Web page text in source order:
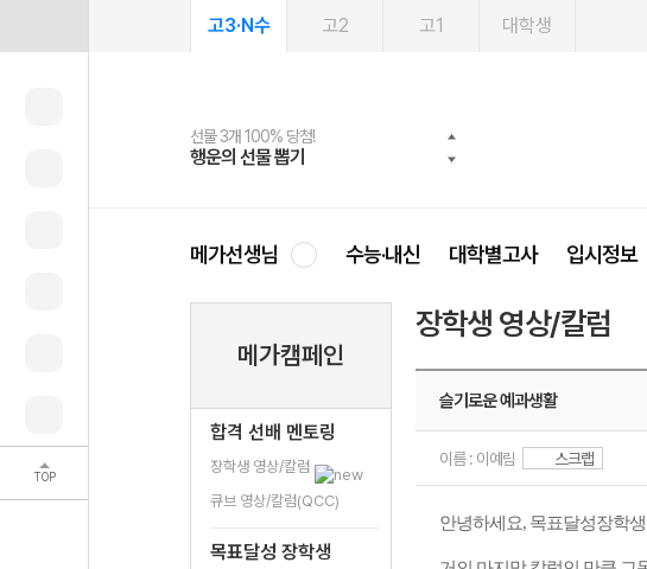
TOP
고3·N수 고2 고1 대학생
선물 3개 100% 당첨!
행운의 선물 뽑기
선물 100% 증정!
메가스터디 X 올리브
여름방학 스터디 캐시백
메가런 썸머스쿨
2027 러셀 단과
강사 공개선발
스마트러닝앱
설문 EVENT
메가패스
3일 무료 체험권
메가패스 수강생 무료혜택!
메가클럽 멤버십
사회공헌 캠페인
희망이룸 메가나눔
메가선생님 수능·내신 대학별고사 입시정보
메가캠페인
합격 선배 멘토링
장학생 영상/칼럼
큐브 영상/칼럼(QCC)
목표달성 장학생
장학생 영상/칼럼
슬기로운 예과생활
이름 : 이예림 스크랩
안녕하세요, 목표달성장학